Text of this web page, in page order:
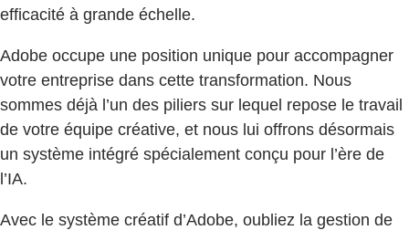
efficacité à grande échelle.
Adobe occupe une position unique pour accompagner
votre entreprise dans cette transformation. Nous
sommes déjà l’un des piliers sur lequel repose le travail
de votre équipe créative, et nous lui offrons désormais
un système intégré spécialement conçu pour l’ère de
l’IA.
Avec le système créatif d’Adobe, oubliez la gestion de